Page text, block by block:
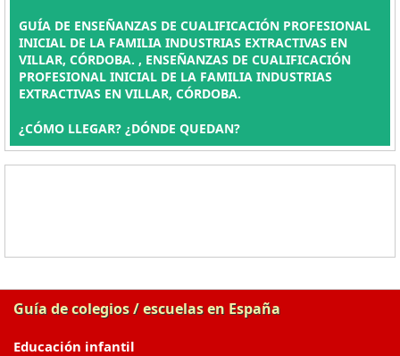
GUÍA DE ENSEÑANZAS DE CUALIFICACIÓN PROFESIONAL
INICIAL DE LA FAMILIA INDUSTRIAS EXTRACTIVAS EN
VILLAR, CÓRDOBA. , ENSEÑANZAS DE CUALIFICACIÓN
PROFESIONAL INICIAL DE LA FAMILIA INDUSTRIAS
EXTRACTIVAS EN VILLAR, CÓRDOBA.
¿CÓMO LLEGAR? ¿DÓNDE QUEDAN?
Guía de colegios / escuelas en España
Educación infantil